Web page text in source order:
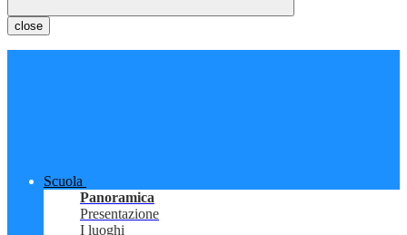
close
Scuola
Panoramica
Presentazione
I luoghi